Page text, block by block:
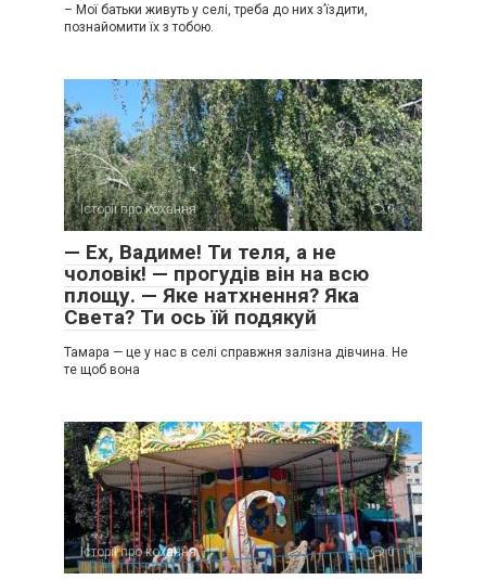
– Мої батьки живуть у селі, треба до них з’їздити,
познайомити їх з тобою.
Історії про кохання 0
— Ех, Вадиме! Ти теля, а не
чоловік! — прогудів він на всю
площу. — Яке натхнення? Яка
Света? Ти ось їй подякуй
Тамара — це у нас в селі справжня залізна дівчина. Не
те щоб вона
Історії про кохання 0